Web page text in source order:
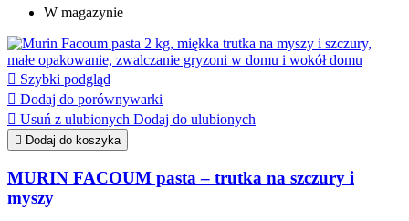
W magazynie
 Szybki podgląd
 Dodaj do porównywarki
 Usuń z ulubionych Dodaj do ulubionych
 Dodaj do koszyka
MURIN FACOUM pasta – trutka na szczury i
myszy